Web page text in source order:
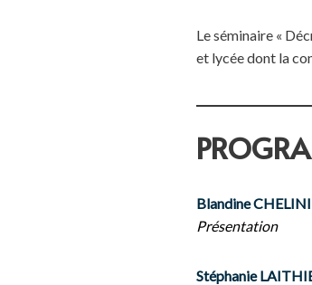
Le séminaire «
et lycée dont la
Blandine
Présentation
Stéphanie